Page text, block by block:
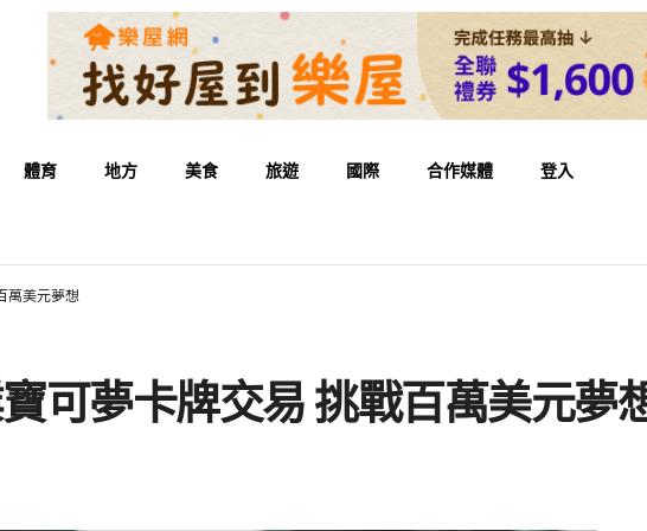
體育 地方 美食 旅遊 國際 合作媒體 登入
萬美元夢想
可夢卡牌交易 挑戰百萬美元夢